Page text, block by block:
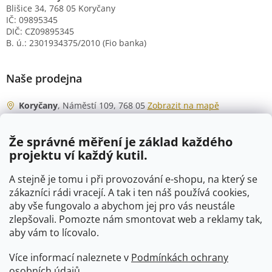
Že správné měření je základ každého
projektu ví každý kutil.
A stejně je tomu i při provozování e-shopu, na který se
zákazníci rádi vracejí. A tak i ten náš používá cookies,
aby vše fungovalo a abychom jej pro vás neustále
zlepšovali. Pomozte nám smontovat web a reklamy tak,
aby vám to lícovalo.
Více informací naleznete v Podmínkách ochrany
Blišice 34, 768 05 Koryčany
IČ: 09895345
DIČ: CZ09895345
B. ú.: 2301934375/2010 (Fio banka)
Naše prodejna
Koryčany, Náměstí 109, 768 05 Zobrazit na mapě
Po - Čt
06:00 - 07:00
07:30 - 15:30
Pá
06:00 - 07:00
07:30 - 15:00
So
07:00 - 10:00
Ne
zavřeno